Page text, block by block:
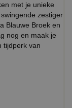
met je unieke
zestiger
Blauwe Broek en
nog en maak je
tijdperk van